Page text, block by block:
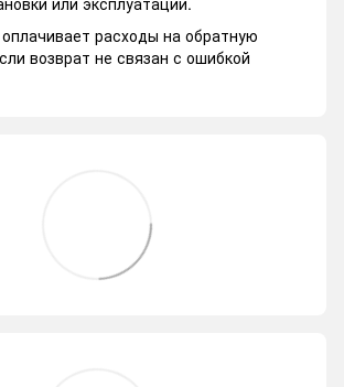
расходы на обратную
возврат не связан с ошибкой